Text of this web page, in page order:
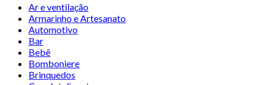
Ar e ventilação
Armarinho e Artesanato
Automotivo
Bar
Bebê
Bomboniere
Brinquedos